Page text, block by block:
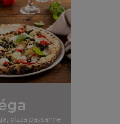
pizza paysanne